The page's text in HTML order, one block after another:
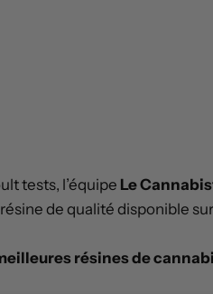
tests, l’équipe Le
de qualité disponible
résines de